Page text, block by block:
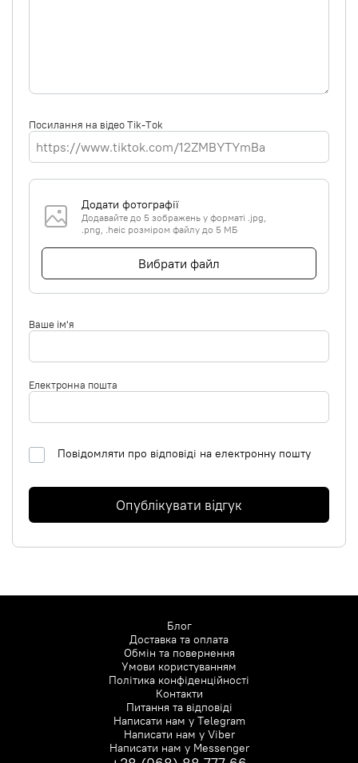
Посилання на відео Tik-Tok
Додати фотографії
Додавайте до 5 зображень у форматі .jpg,
.png, .heic розміром файлу до 5 МБ
Вибрати файл
Ваше ім'я
Електронна пошта
Повідомляти про відповіді на електронну пошту
Опублікувати відгук
Блог
Доставка та оплата
Обмін та повернення
Умови користуванням
Політика конфіденційності
Контакти
Питання та відповіді
Написати нам уTelegram
Написати нам уViber
Написати нам уMessenger